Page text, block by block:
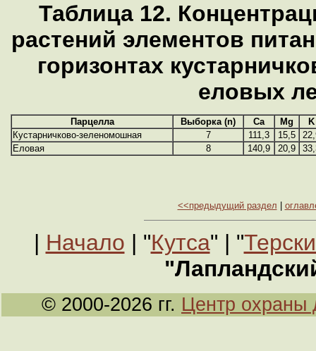
Таблица 12.
растений элементов
горизонтах
еловых
Парцелла Выборка (n) Ca Mg
K
Кустарничково-зеленомошная
7 111,3 15,5
Еловая
8 140,9 20,9
<<предыдущий раздел
| Начало | "Кутса" | "
© 2000-2026 гг. Центр охраны